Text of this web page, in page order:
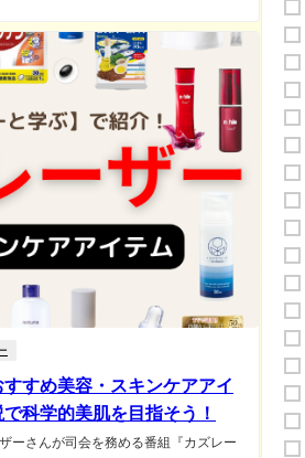
すすめ美容・スキンケアアイ
科学的美肌を目指そう！
ーさんが司会を務める番組『カズレー